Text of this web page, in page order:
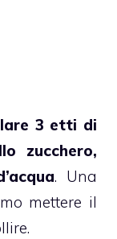
3 etti di
zucchero,
. Una
mettere il